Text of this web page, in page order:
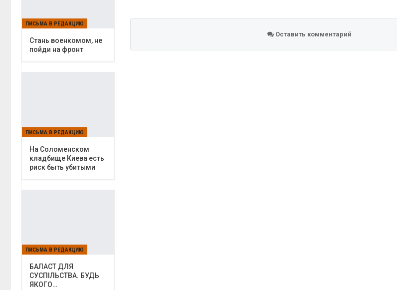
Оставить комментарий
ПИСЬМА В РЕДАКЦИЮ
Cтань военкомом, не
пойди на фронт
ПИСЬМА В РЕДАКЦИЮ
На Соломенском
кладбище Киева есть
риск быть убитыми
ПИСЬМА В РЕДАКЦИЮ
БАЛАСТ ДЛЯ
СУСПІЛЬСТВА. БУДЬ
ЯКОГО…